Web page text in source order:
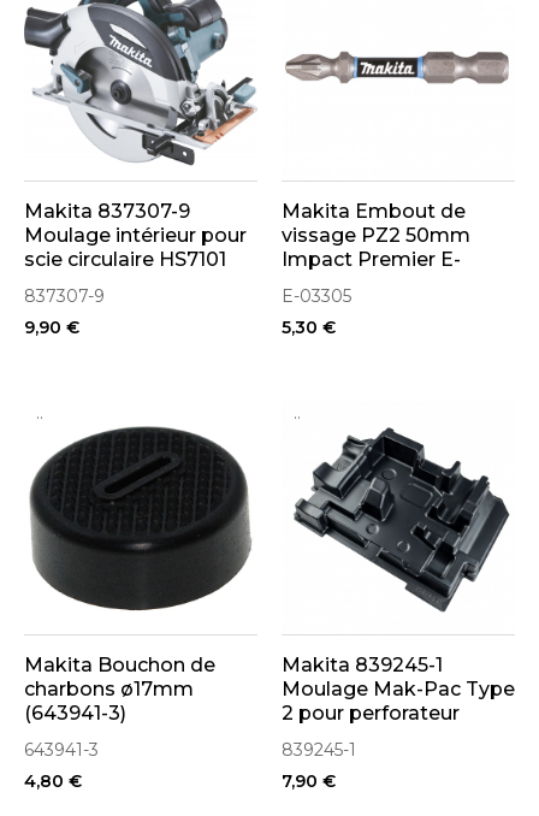
Makita 837307-9
Moulage intérieur pour
scie circulaire HS7101
837307-9
9,90 €
Makita Embout de
vissage PZ2 50mm
Impact Premier E-
03305
E-03305
5,30 €
..
Makita Bouchon de
charbons ø17mm
(643941-3)
643941-3
4,80 €
..
Makita 839245-1
Moulage Mak-Pac Type
2 pour perforateur
HR140, HR166
839245-1
7,90 €